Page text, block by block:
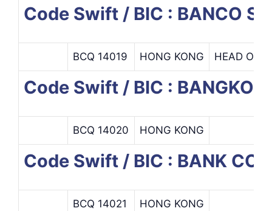
Code Swift / BIC : BANCO
BCQ 14019 HONG KONG HEAD
Code Swift / BIC : BANGKOK
BCQ 14020 HONG KONG
Code Swift / BIC : BANK
BCQ 14021 HONG KONG